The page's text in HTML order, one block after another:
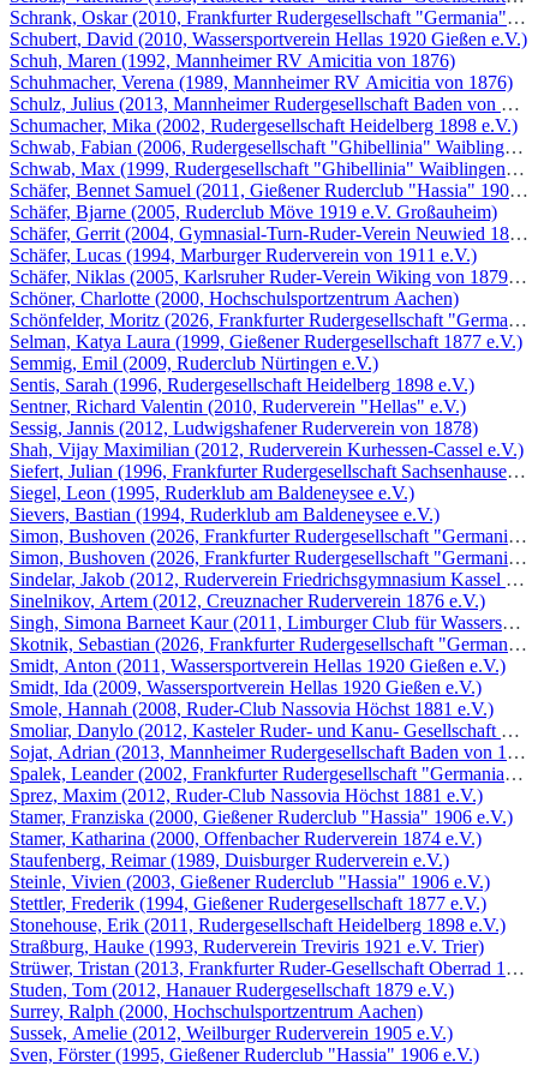
Schrank, Oskar (2010, Frankfurter Rudergesellschaft "Germania"
Schubert, David (2010, Wassersportverein Hellas 1920 Gießen e.V.)
Schuh, Maren (1992, Mannheimer RV Amicitia von 1876)
Schuhmacher, Verena (1989, Mannheimer RV Amicitia von 1876)
Schulz, Julius (2013, Mannheimer Rudergesellschaft Baden von
Schumacher, Mika (2002, Rudergesellschaft Heidelberg 1898 e.V.)
Schwab, Fabian (2006, Rudergesellschaft "Ghibellinia" Waiblingen
Schwab, Max (1999, Rudergesellschaft "Ghibellinia" Waiblingen
Schäfer, Bennet Samuel (2011, Gießener Ruderclub "Hassia" 1906
Schäfer, Bjarne (2005, Ruderclub Möve 1919 e.V. Großauheim)
Schäfer, Gerrit (2004, Gymnasial-Turn-Ruder-Verein Neuwied 1882
Schäfer, Lucas (1994, Marburger Ruderverein von 1911 e.V.)
Schäfer, Niklas (2005, Karlsruher Ruder-Verein Wiking von 1879
Schöner, Charlotte (2000, Hochschulsportzentrum Aachen)
Schönfelder, Moritz (2026, Frankfurter Rudergesellschaft
Selman, Katya Laura (1999, Gießener Rudergesellschaft 1877 e.V.)
Semmig, Emil (2009, Ruderclub Nürtingen e.V.)
Sentis, Sarah (1996, Rudergesellschaft Heidelberg 1898 e.V.)
Sentner, Richard Valentin (2010, Ruderverein "Hellas" e.V.)
Sessig, Jannis (2012, Ludwigshafener Ruderverein von 1878)
Shah, Vijay Maximilian (2012, Ruderverein Kurhessen-Cassel e.V.)
Siefert, Julian (1996, Frankfurter Rudergesellschaft Sachsenhausen
Siegel, Leon (1995, Ruderklub am Baldeneysee e.V.)
Sievers, Bastian (1994, Ruderklub am Baldeneysee e.V.)
Simon, Bushoven (2026, Frankfurter Rudergesellschaft "Germania"
Simon, Bushoven (2026, Frankfurter Rudergesellschaft "Germania"
Sindelar, Jakob (2012, Ruderverein Friedrichsgymnasium Kassel
Sinelnikov, Artem (2012, Creuznacher Ruderverein 1876 e.V.)
Singh, Simona Barneet Kaur (2011, Limburger Club für
Skotnik, Sebastian (2026, Frankfurter Rudergesellschaft "Germania"
Smidt, Anton (2011, Wassersportverein Hellas 1920 Gießen e.V.)
Smidt, Ida (2009, Wassersportverein Hellas 1920 Gießen e.V.)
Smole, Hannah (2008, Ruder-Club Nassovia Höchst 1881 e.V.)
Smoliar, Danylo (2012, Kasteler Ruder- und Kanu- Gesellschaft
Sojat, Adrian (2013, Mannheimer Rudergesellschaft Baden von
Spalek, Leander (2002, Frankfurter Rudergesellschaft "Germania"
Sprez, Maxim (2012, Ruder-Club Nassovia Höchst 1881 e.V.)
Stamer, Franziska (2000, Gießener Ruderclub "Hassia" 1906 e.V.)
Stamer, Katharina (2000, Offenbacher Ruderverein 1874 e.V.)
Staufenberg, Reimar (1989, Duisburger Ruderverein e.V.)
Steinle, Vivien (2003, Gießener Ruderclub "Hassia" 1906 e.V.)
Stettler, Frederik (1994, Gießener Rudergesellschaft 1877 e.V.)
Stonehouse, Erik (2011, Rudergesellschaft Heidelberg 1898 e.V.)
Straßburg, Hauke (1993, Ruderverein Treviris 1921 e.V. Trier)
Strüwer, Tristan (2013, Frankfurter Ruder-Gesellschaft Oberrad
Studen, Tom (2012, Hanauer Rudergesellschaft 1879 e.V.)
Surrey, Ralph (2000, Hochschulsportzentrum Aachen)
Sussek, Amelie (2012, Weilburger Ruderverein 1905 e.V.)
Sven, Förster (1995, Gießener Ruderclub "Hassia" 1906 e.V.)